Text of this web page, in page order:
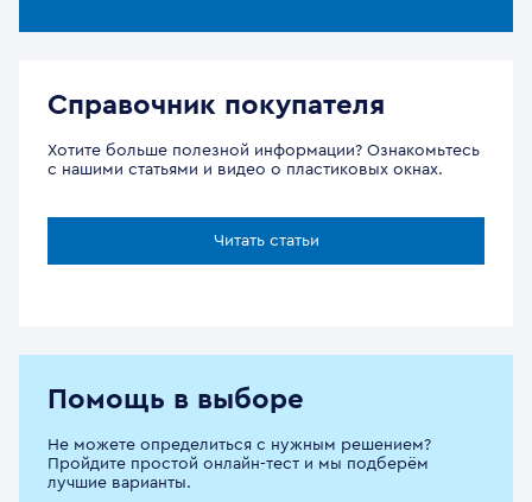
Справочник покупателя
Хотите больше полезной информации? Ознакомьтесь
с нашими статьями и видео о пластиковых окнах.
Читать статьи
Помощь в выборе
Не можете определиться с нужным решением?
Пройдите простой онлайн-тест и мы подберём
лучшие варианты.